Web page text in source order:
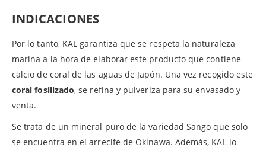
INDICACIONES
Por lo tanto, KAL garantiza que se respeta la naturaleza
marina a la hora de elaborar este producto que contiene
calcio de coral de las aguas de Japón. Una vez recogido este
coral fosilizado, se refina y pulveriza para su envasado y
venta.
Se trata de un mineral puro de la variedad Sango que solo
se encuentra en el arrecife de Okinawa. Además, KAL lo